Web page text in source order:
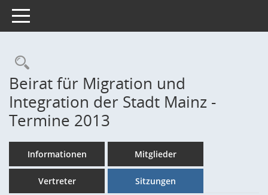
Toggle navigation
Rechercheauswahl
Beirat für Migration und
Integration der Stadt Mainz -
Termine 2013
Informationen Mitglieder
Vertreter Sitzungen